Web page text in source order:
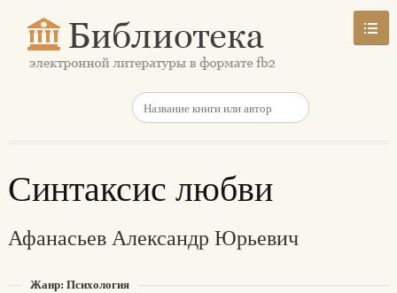
Синтаксис любви
Афанасьев Александр Юрьевич
Жанр: Психология